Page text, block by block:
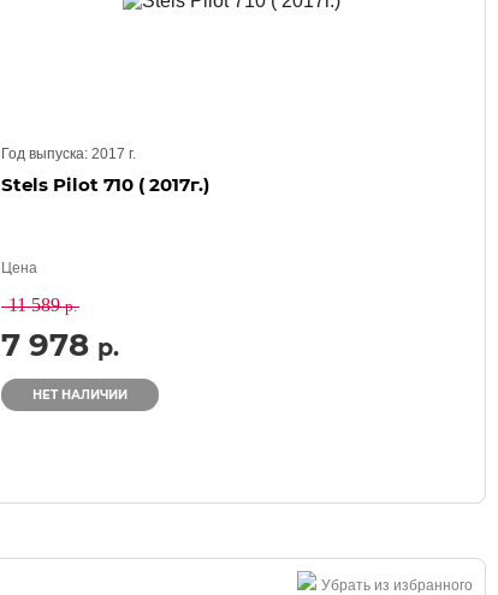
Год выпуска:2017г.
Stels Pilot 710 ( 2017г.)
Цена
11 589р.
7 978 р.
НЕТ НАЛИЧИИ
Убрать из избранного